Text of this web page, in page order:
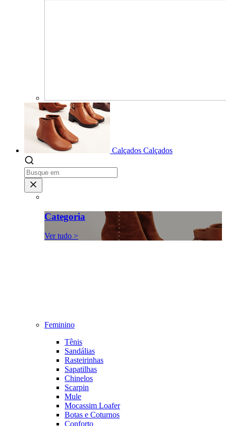
Calçados Calçados
Categoria
Ver tudo >
Feminino
Tênis
Sandálias
Rasteirinhas
Sapatilhas
Chinelos
Scarpin
Mule
Mocassim Loafer
Botas e Coturnos
Conforto